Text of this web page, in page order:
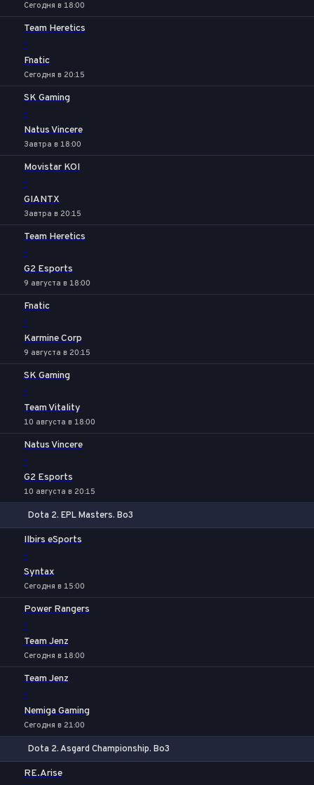
Сегодня в 18:00
Team Heretics
-
Fnatic
Сегодня в 20:15
SK Gaming
-
Natus Vincere
Завтра в 18:00
Movistar KOI
-
GIANTX
Завтра в 20:15
Team Heretics
-
G2 Esports
9 августа в 18:00
Fnatic
-
Karmine Corp
9 августа в 20:15
SK Gaming
-
Team Vitality
10 августа в 18:00
Natus Vincere
-
G2 Esports
10 августа в 20:15
Dota 2. EPL Masters. Bo3
Ilbirs eSports
-
Syntax
Сегодня в 15:00
Power Rangers
-
Team Jenz
Сегодня в 18:00
Team Jenz
-
Nemiga Gaming
Сегодня в 21:00
Dota 2. Asgard Championship. Bo3
RE.Arise